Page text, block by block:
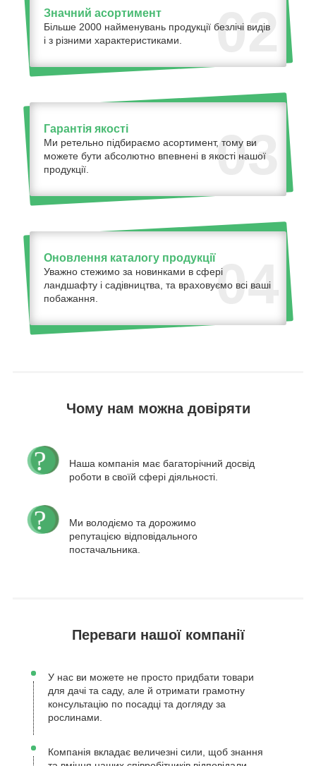
02
Значний асортимент
Більше 2000 найменувань продукції безлічі видів
і з різними характеристиками.
03
Гарантія якості
Ми ретельно підбираємо асортимент, тому ви
можете бути абсолютно впевнені в якості нашої
продукції.
04
Оновлення каталогу продукції
Уважно стежимо за новинками в сфері
ландшафту і садівництва, та враховуємо всі ваші
побажання.
Чому нам можна довіряти
Наша компанія має багаторічний досвід
роботи в своїй сфері діяльності.
Ми володіємо та дорожимо
репутацією відповідального
постачальника.
Переваги нашої компанії
У нас ви можете не просто придбати товари
для дачі та саду, але й отримати грамотну
консультацію по посадці та догляду за
рослинами.
Компанія вкладає величезні сили, щоб знання